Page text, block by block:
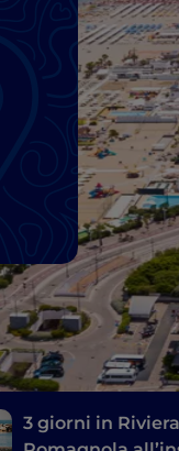
3 giorni in Riviera